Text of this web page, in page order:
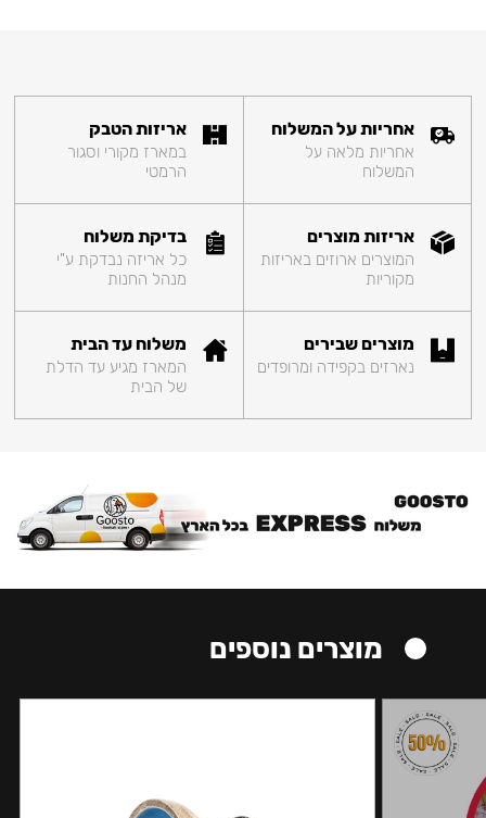
אחריות על המשלוח
אחריות מלאה על
המשלוח
אריזות הטבק
במארז מקורי וסגור
הרמטי
אריזות מוצרים
המוצרים ארוזים באריזות
מקוריות
בדיקת משלוח
כל אריזה נבדקת ע"י
מנהל החנות
מוצרים שבירים
נארזים בקפידה ומרופדים
משלוח עד הבית
המארז מגיע עד הדלת
של הבית
מוצרים נוספים